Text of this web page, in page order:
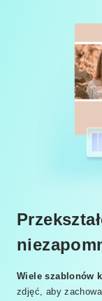
Wiele szablonów
zdjęć, aby